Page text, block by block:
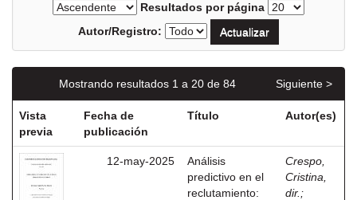
Resultados por página
Autor/Registro:
Mostrando resultados 1 a 20 de 84 Siguiente >
Vista
previa
Fecha de
publicación
Título Autor(es)
12-may-2025
Análisis
predictivo en el
reclutamiento:
Crespo,
Cristina,
dir. ;